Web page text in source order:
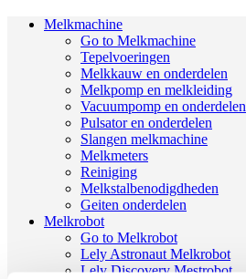
Melkmachine
Go to Melkmachine
Tepelvoeringen
Melkkauw en onderdelen
Melkpomp en melkleiding
Vacuumpomp en onderdelen
Pulsator en onderdelen
Slangen melkmachine
Melkmeters
Reiniging
Melkstalbenodigdheden
Geiten onderdelen
Melkrobot
Go to Melkrobot
Lely Astronaut Melkrobot
Lely Discovery Mestrobot